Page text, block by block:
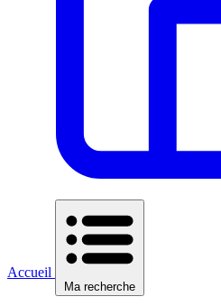
Accueil
Ma recherche